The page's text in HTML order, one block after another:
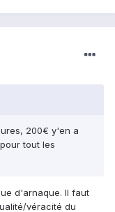
200€ y'en a
tout les
d'arnaque. Il faut
véracité du